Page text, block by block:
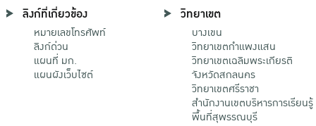
ลิงก์ที่เกี่ยวข้อง
หมายเลขโทรศัพท์
ลิงก์ด่วน
แผนที่ มก.
แผนผังเว็บไซต์
วิทยาเขต
บางเขน
วิทยาเขตกําแพงแสน
วิทยาเขตเฉลิมพระเกียรติ
จังหวัดสกลนคร
วิทยาเขตศรีราชา
สำนักงานเขตบริหารการเรียนรู้
พื้นที่สุพรรณบุรี